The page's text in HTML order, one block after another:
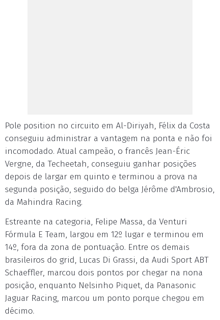
Pole position no circuito em Al-Diriyah, Félix da Costa
conseguiu administrar a vantagem na ponta e não foi
incomodado. Atual campeão, o francês Jean-Éric
Vergne, da Techeetah, conseguiu ganhar posições
depois de largar em quinto e terminou a prova na
segunda posição, seguido do belga Jérôme d'Ambrosio,
da Mahindra Racing.
Estreante na categoria, Felipe Massa, da Venturi
Fórmula E Team, largou em 12º lugar e terminou em
14º, fora da zona de pontuação. Entre os demais
brasileiros do grid, Lucas Di Grassi, da Audi Sport ABT
Schaeffler, marcou dois pontos por chegar na nona
posição, enquanto Nelsinho Piquet, da Panasonic
Jaguar Racing, marcou um ponto porque chegou em
décimo.